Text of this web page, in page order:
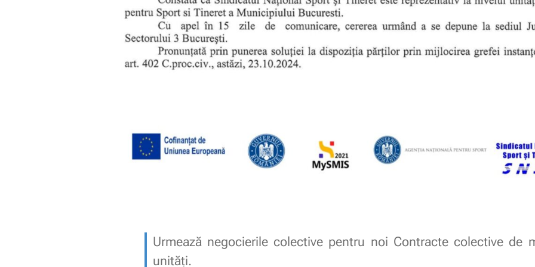
Urmează negocierile colective pentru noi Contracte colective de
unități.